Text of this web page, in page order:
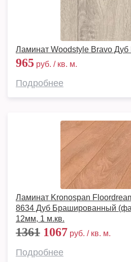
Ламинат Woodstyle Bravo Дуб
965 руб. / кв. м.
Подробнее
Ламинат Kronospan
8634 Дуб Брашированный
12мм, 1 м.кв.
1361 1067 руб. / кв. м.
Подробнее